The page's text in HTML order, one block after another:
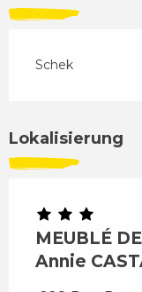
Schek
Lokalisierung
MEUBLÉ
Annie